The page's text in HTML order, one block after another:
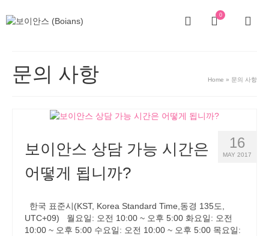
0
문의 사항 Home » 문의 사항
16
MAY 2017
보이안스 상담 가능 시간은
어떻게 됩니까?
한국 표준시(KST, Korea Standard Time,동경 135도,
UTC+09) 월요일: 오전 10:00 ~ 오후 5:00 화요일: 오전
10:00 ~ 오후 5:00 수요일: 오전 10:00 ~ 오후 5:00 목요일: